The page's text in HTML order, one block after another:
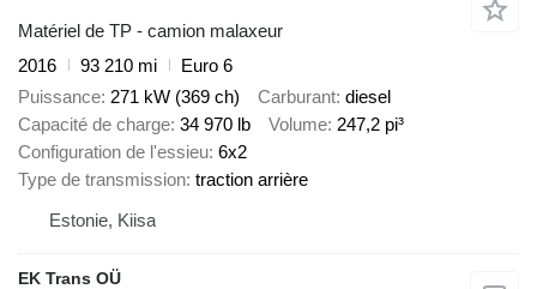
Matériel de TP - camion malaxeur
2016
93 210 mi
Euro 6
Puissance 271 kW (369 ch) Carburant diesel
Capacité de charge 34 970 lb Volume 247,2 pi³
Configuration de l'essieu 6x2
Type de transmission traction arrière
Estonie, Kiisa
EK Trans OÜ